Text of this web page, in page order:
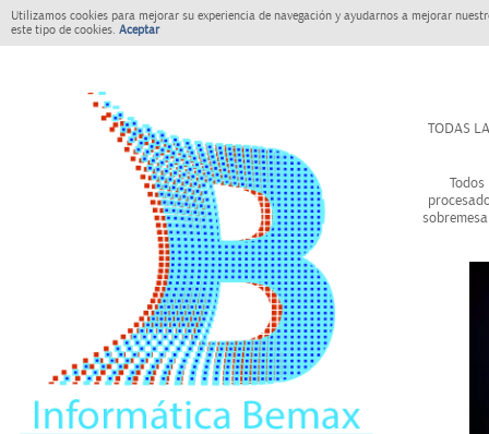
Utilizamos cookies para mejorar su experiencia de navegación y ayudarnos a mejorar
este tipo de cookies. Aceptar
TODAS